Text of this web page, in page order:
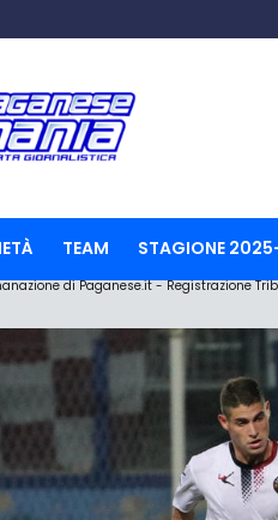
TEAM STAGIONE
di Paganese.it - Registrazione